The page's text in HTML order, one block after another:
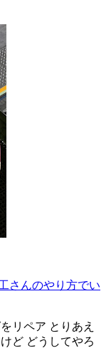
さんのやり方でい
リペア とりあえ
ど どうしてやろ